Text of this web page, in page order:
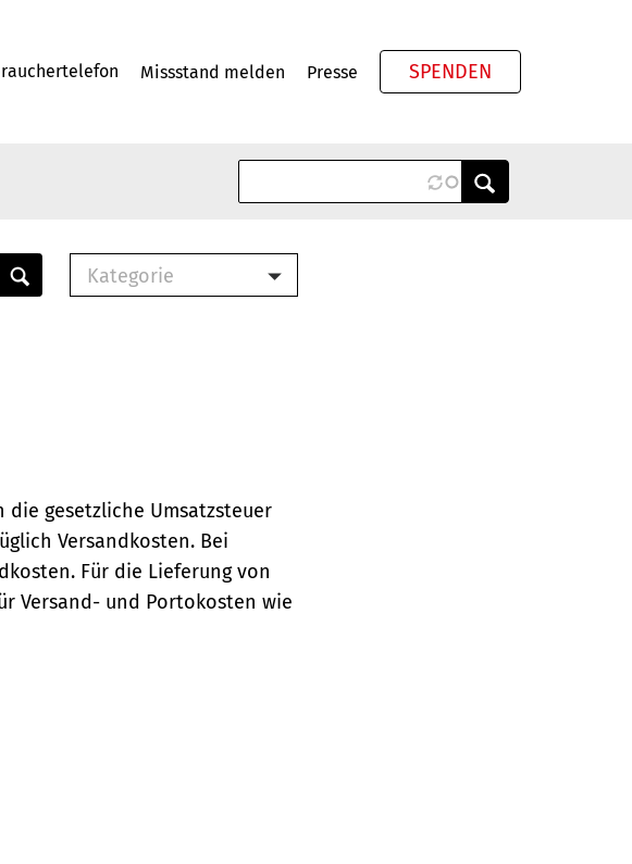
Missstand melden Presse SPENDEN
Kategorie
gesetzliche Umsatzsteuer
Versandkosten. Bei
Für die Lieferung von
Versand- und Portokosten wie